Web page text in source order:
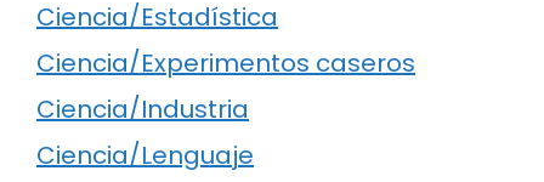
Ciencia/Estadística
Ciencia/Experimentos caseros
Ciencia/Industria
Ciencia/Lenguaje